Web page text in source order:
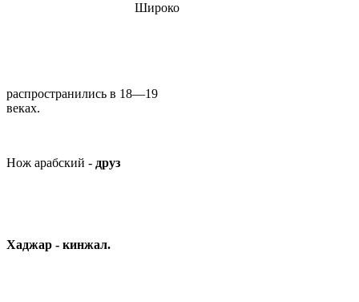
Широко
распространились в 18—19
веках.
Нож арабский - друз
Хаджар - кинжал.